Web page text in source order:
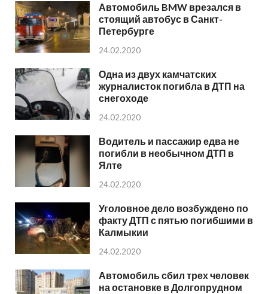
Автомобиль BMW врезался в
стоящий автобус в Санкт-
Петербурге
24.02.2020
Одна из двух камчатских
журналисток погибла в ДТП на
снегоходе
24.02.2020
Водитель и пассажир едва не
погибли в необычном ДТП в
Ялте
24.02.2020
Уголовное дело возбуждено по
факту ДТП с пятью погибшими в
Калмыкии
24.02.2020
Автомобиль сбил трех человек
на остановке в Долгопрудном